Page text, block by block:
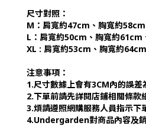
尺寸對照：
M：肩寬約47cm、胸寬約
L：肩寬約50cm、胸寬約
XL : 肩寬約53cm、胸寬約
注意事項：
1.尺寸數據上會有3CM內的誤差
2.下單前請先詳閱店鋪相關條款
3.煩請遵照網購服務人員指示下
4.Undergarden對商品內容及